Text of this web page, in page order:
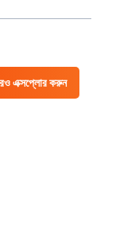
এক্সপ্লোর করুন